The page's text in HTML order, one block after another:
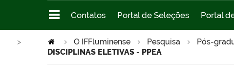
Contatos Portal de Seleções Portal
O IFFluminense Pesquisa Pós-
>
DISCIPLINAS ELETIVAS - PPEA